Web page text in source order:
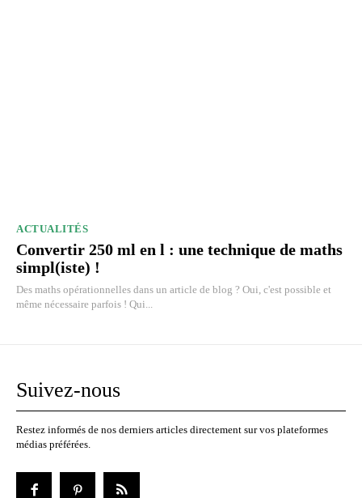
ACTUALITÉS
Convertir 250 ml en l : une technique de maths
simpl(iste) !
Des maths opérationnelles dans un article de blog ? Oui, c'est possible et
même nécessaire parfois ! Qui...
Suivez-nous
Restez informés de nos derniers articles directement sur vos plateformes
médias préférées.